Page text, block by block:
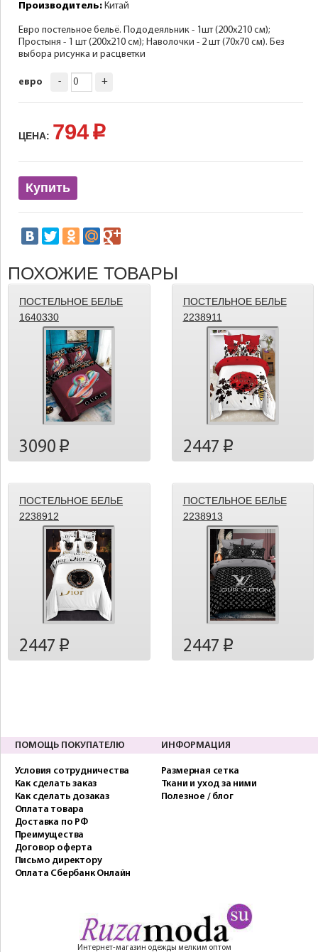
Производитель: Китай
Евро постельное бельё. Пододеяльник - 1шт (200х210 см);
Простыня - 1 шт (200х210 см); Наволочки - 2 шт (70х70 см). Без
выбора рисунка и расцветки
евро - +
ЦЕНА: 794 p
Купить
ПОХОЖИЕ ТОВАРЫ
ПОСТЕЛЬНОЕ БЕЛЬЕ
1640330
3090 p
ПОСТЕЛЬНОЕ БЕЛЬЕ
2238911
2447 p
ПОСТЕЛЬНОЕ БЕЛЬЕ
2238912
2447 p
ПОСТЕЛЬНОЕ БЕЛЬЕ
2238913
2447 p
ПОМОЩЬ ПОКУПАТЕЛЮ
Условия сотрудничества
Как сделать заказ
Как сделать дозаказ
Оплата товара
Доставка по РФ
Преимущества
Договор оферта
Письмо директору
Оплата Сбербанк Онлайн
ИНФОРМАЦИЯ
Размерная сетка
Ткани и уход за ними
Полезное / блог
Интернет-магазин одежды мелким оптом